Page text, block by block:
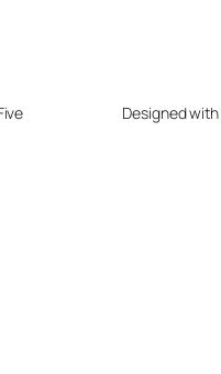
Designed with